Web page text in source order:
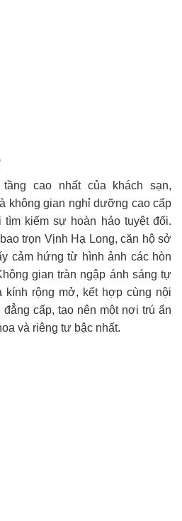
cao nhất của khách sạn,
không gian nghỉ dưỡng cao cấp
kiếm sự hoàn hảo tuyệt đối.
trọn Vịnh Hạ Long, căn hộ sở
cảm hứng từ hình ảnh các hòn
gian tràn ngập ánh sáng tự
kính rộng mở, kết hợp cùng nội
cấp, tạo nên một nơi trú ẩn
và riêng tư bậc nhất.